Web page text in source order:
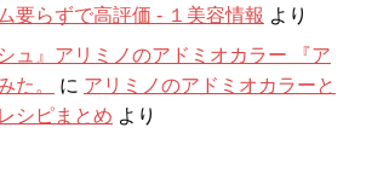
要らずで高評価 - １美容情報 より
ュ』アリミノのアドミオカラー 『ア
た。
に アリミノのアドミオカラーと
シピまとめ より